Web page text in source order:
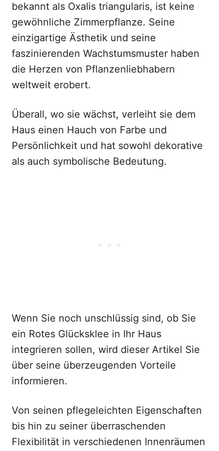
bekannt als Oxalis triangularis, ist keine
gewöhnliche Zimmerpflanze. Seine
einzigartige Ästhetik und seine
faszinierenden Wachstumsmuster haben
die Herzen von Pflanzenliebhabern
weltweit erobert.
Überall, wo sie wächst, verleiht sie dem
Haus einen Hauch von Farbe und
Persönlichkeit und hat sowohl dekorative
als auch symbolische Bedeutung.
Wenn Sie noch unschlüssig sind, ob Sie
ein Rotes Glücksklee in Ihr Haus
integrieren sollen, wird dieser Artikel Sie
über seine überzeugenden Vorteile
informieren.
Von seinen pflegeleichten Eigenschaften
bis hin zu seiner überraschenden
Flexibilität in verschiedenen Innenräumen